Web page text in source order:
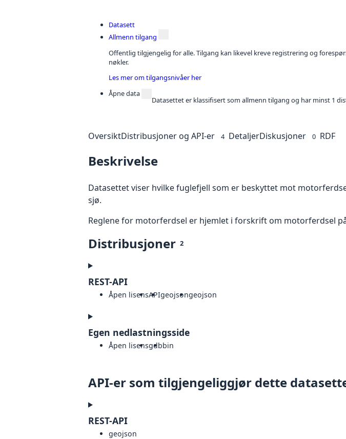
Datasett
Allmenn tilgang
Offentlig tilgjengelig for alle. Tilgang kan likevel kreve registrering og
nøkler.
Les mer om tilgangsnivåer her
Åpne data
Datasettet er klassifisert som allmenn tilgang og har minst 1
OversiktDistribusjoner og API-er 4 DetaljerDiskusjoner 0 RDF
Beskrivelse
Datasettet viser hvilke fuglefjell som er beskyttet mot
sjø.
Reglene for motorferdsel er hjemlet i forskrift om motorferdsel
Distribusjoner 2
REST-API
Åpen lisensAPIgeojsongeojson
Egen nedlastningsside
Åpen lisensgdbbin
API-er som tilgjengeliggjør dette
REST-API
geojson